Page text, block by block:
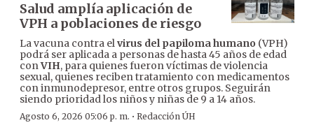
Salud amplía aplicación de
VPH a poblaciones de riesgo
La vacuna contra elvirus del papiloma humano (VPH)
podrá ser aplicada a personas de hasta 45 años de edad
conVIH, para quienes fueron víctimas de violencia
sexual, quienes reciben tratamiento con medicamentos
con inmunodepresor, entre otros grupos. Seguirán
siendo prioridad los niños y niñas de 9 a 14 años.
Agosto 6, 2026 05:06 p. m. · Redacción ÚH